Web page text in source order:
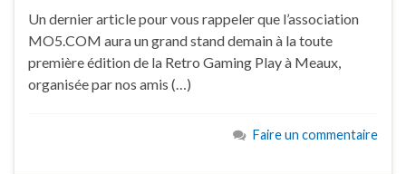
Un dernier article pour vous rappeler que l’association
MO5.COM aura un grand stand demain à la toute
première édition de la Retro Gaming Play à Meaux,
organisée par nos amis (…)
Faire un commentaire